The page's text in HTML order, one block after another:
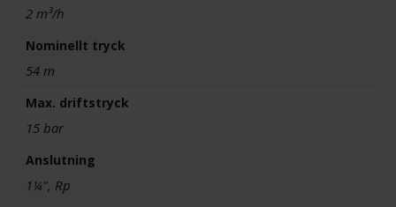
2 m³/h
Nominellt tryck
54 m
Max. driftstryck
15 bar
Anslutning
1¼", Rp